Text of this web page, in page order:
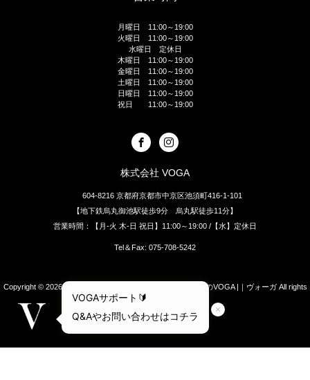
月曜日 11:00～19:00
火曜日 11:00～19:00
水曜日 定休日
木曜日 11:00～19:00
金曜日 11:00～19:00
土曜日 11:00～19:00
日曜日 11:00～19:00
祝日 11:00～19:00
株式会社 VOGA
604-8216 京都府京都市中京区池須町416-1-101
【地下鉄烏丸御池駅徒歩9分 烏丸駅徒歩11分】
営業時間：【月-火 木-日 祝日】11:00～19:00 /【水】定休日
Tel＆Fax: 075-708-5242
Copyright © 2026 [四条烏丸]京都のオーダースーツ・シャツのVOGA |｜ヴォーガAll rights
reserved.